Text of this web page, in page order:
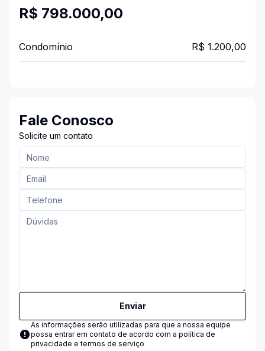
R$ 798.000,00
Condomínio R$ 1.200,00
Fale Conosco
Solicite um contato
Enviar
As informações serão utilizadas para que a nossa equipe
possa entrar em contato de acordo com a política de
privacidade e termos de serviço